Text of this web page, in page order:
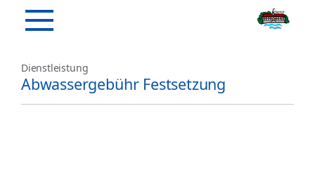
Dienstleistung
Abwassergebühr Festsetzung